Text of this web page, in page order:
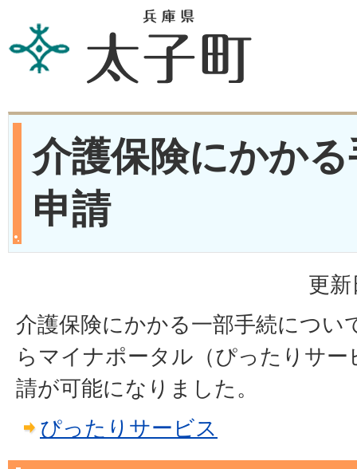
介護保険にかか
申請
更
介護保険にかかる一部手続につい
らマイナポータル（ぴったりサ
請が可能になりました。
ぴったりサービス